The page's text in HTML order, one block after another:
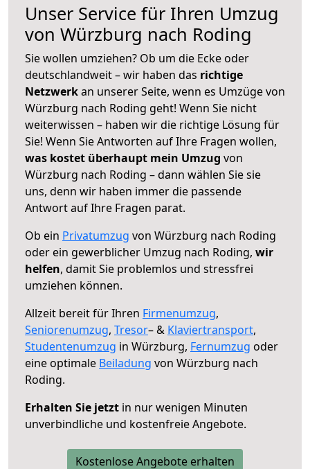
Unser Service für Ihren Umzug
von Würzburg nach Roding
Sie wollen umziehen? Ob um die Ecke oder
deutschlandweit – wir haben das richtige
Netzwerkan unserer Seite, wenn es Umzüge von
Würzburg nach Roding geht! Wenn Sie nicht
weiterwissen – haben wir die richtige Lösung für
Sie! Wenn Sie Antworten auf Ihre Fragen wollen,
was kostet überhaupt mein Umzug von
Würzburg nach Roding – dann wählen Sie sie
uns, denn wir haben immer die passende
Antwort auf Ihre Fragen parat.
Ob ein Privatumzug von Würzburg nach Roding
oder ein gewerblicher Umzug nach Roding, wir
helfen, damit Sie problemlos und stressfrei
umziehen können.
Allzeit bereit für Ihren Firmenumzug,
Seniorenumzug, Tresor– & Klaviertransport,
Studentenumzug in Würzburg, Fernumzug oder
eine optimale Beiladung von Würzburg nach
Roding.
Erhalten Sie jetzt in nur wenigen Minuten
unverbindliche und kostenfreie Angebote.
Kostenlose Angebote erhalten